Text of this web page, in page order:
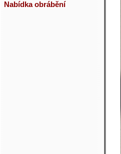
Nabídka obrábění